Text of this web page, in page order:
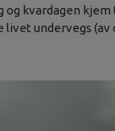
og kvardagen kjem
livet undervegs